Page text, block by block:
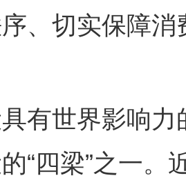
、切实保障
世界影响力
“四梁”之一。